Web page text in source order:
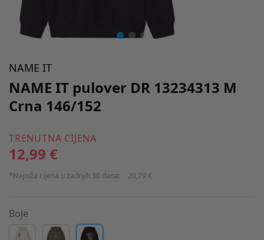
NAME IT
NAME IT pulover DR 13234313 M
Crna 146/152
TRENUTNA CIJENA
12,99 €
*Najniža cijena u zadnjih 30 dana: 20,79 €
Boje